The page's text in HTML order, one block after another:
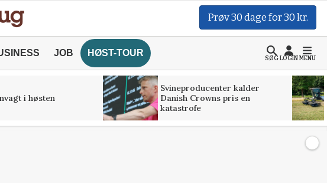
Prøv 30 dage for 30 kr.
JOB HØST-TOUR
SØGLOGINMENU
i høsten
Svineproducenter kalder
Danish Crowns pris en
katastrofe